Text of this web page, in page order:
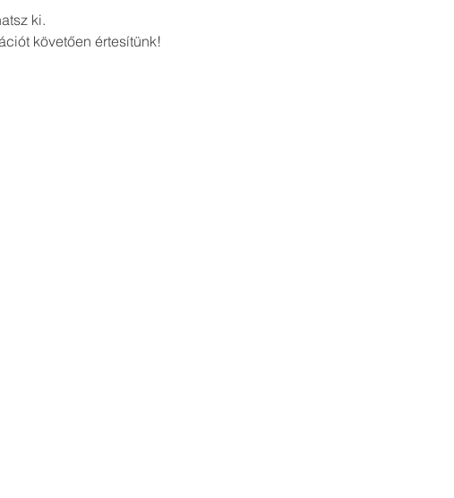
ki.
követően értesítünk!